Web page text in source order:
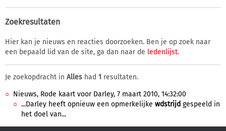
Zoekresultaten
Hier kan je nieuws en reacties doorzoeken. Ben je op zoek naar
een bepaald lid van de site, ga dan naar de ledenlijst.
Je zoekopdracht in Alles had 1 resultaten.
Nieuws, Rode kaart voor Darley, 7 maart 2010, 14:32:00
...Darley heeft opnieuw een opmerkelijke wdstrijd gespeeld in
het doel van...